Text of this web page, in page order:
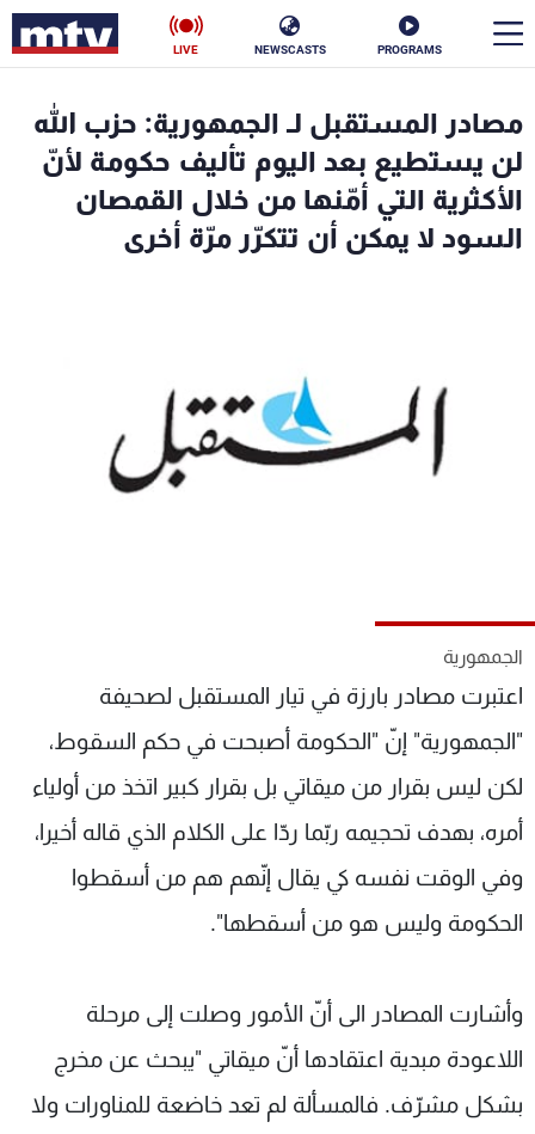
PROGRAMS
NEWSCASTS
LIVE
مصادر المستقبل لـ الجمهورية: حزب الله
لن يستطيع بعد اليوم تأليف حكومة لأنّ
الأكثرية التي أمّنها من خلال القمصان
السود لا يمكن أن تتكرّر مرّة أخرى
الجمهورية
اعتبرت مصادر بارزة في تيار المستقبل لصحيفة
"الجمهورية" إنّ "الحكومة أصبحت في حكم السقوط،
لكن ليس بقرار من ميقاتي بل بقرار كبير اتخذ من أولياء
أمره، بهدف تحجيمه ربّما ردّا على الكلام الذي قاله أخيرا،
وفي الوقت نفسه كي يقال إنّهم هم من أسقطوا
الحكومة وليس هو من أسقطها".
وأشارت المصادر الى أنّ الأمور وصلت إلى مرحلة
اللاعودة مبدية اعتقادها أنّ ميقاتي "يبحث عن مخرج
بشكل مشرّف. فالمسألة لم تعد خاضعة للمناورات ولا
الأخبار
سياسة ناس
كأس العالم
عن MTV
الإنـتـاج
تواصل معنا
سياسة الخصوصية